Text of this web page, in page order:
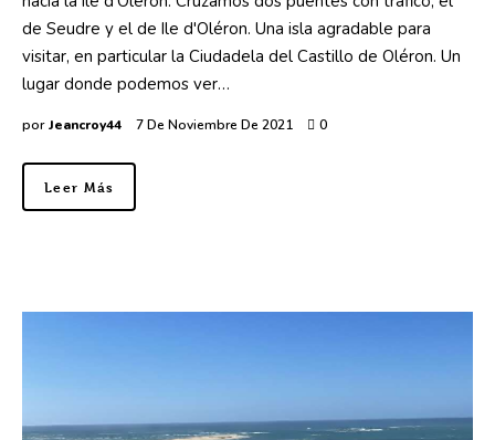
de Seudre y el de Ile d'Oléron. Una isla agradable para
visitar, en particular la Ciudadela del Castillo de Oléron. Un
lugar donde podemos ver…
por Jeancroy44 7 De Noviembre De 2021 0
Leer Más